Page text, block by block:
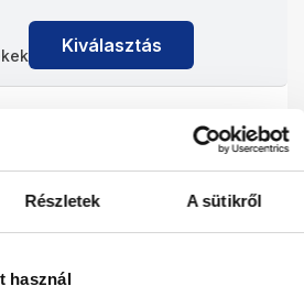
Részletek A sütikről
használ
Kiválasztás
DOUBLE ROOM